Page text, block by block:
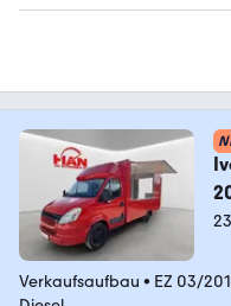
Verkaufsaufbau • EZ 03/